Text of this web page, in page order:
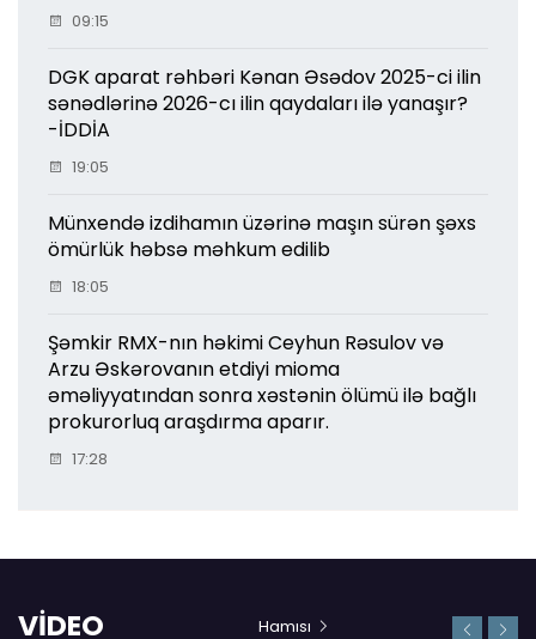
09:15
DGK aparat rəhbəri Kənan Əsədov 2025-ci ilin
sənədlərinə 2026-cı ilin qaydaları ilə yanaşır?
-İDDİA
19:05
Münxendə izdihamın üzərinə maşın sürən şəxs
ömürlük həbsə məhkum edilib
18:05
Şəmkir RMX-nın həkimi Ceyhun Rəsulov və
Arzu Əskərovanın etdiyi mioma
əməliyyatından sonra xəstənin ölümü ilə bağlı
prokurorluq araşdırma aparır.
17:28
VİDEO Hamısı